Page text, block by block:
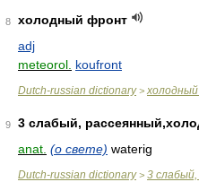
8
холодный фронт
adj
meteorol. koufront
Dutch-russian dictionary>
9
3 слабый,
anat. (о свете) waterig
Dutch-russian dictionary> 3